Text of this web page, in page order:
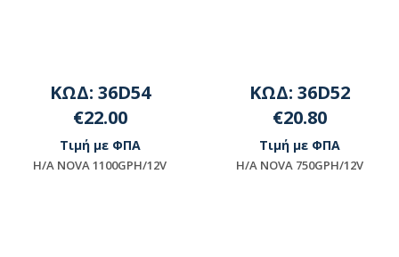
ΚΩΔ: 36D54
€22.00
Τιμή με ΦΠΑ
H/A NOVA 1100GPH/12V
ΚΩΔ: 36D52
€20.80
Τιμή με ΦΠΑ
H/A NOVA 750GPH/12V